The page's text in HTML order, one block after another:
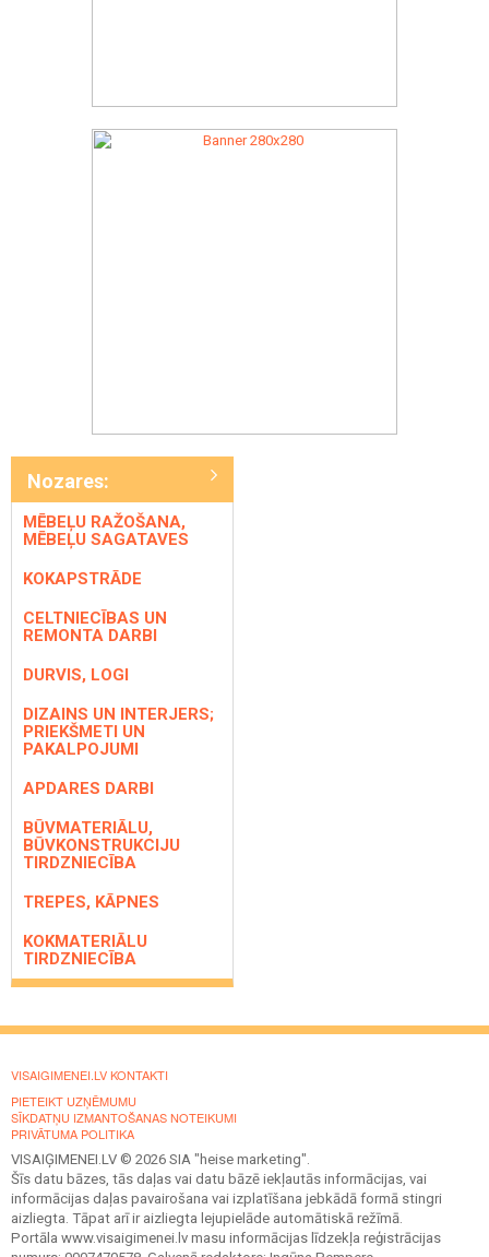
Nozares:
MĒBEĻU RAŽOŠANA,
MĒBEĻU SAGATAVES
KOKAPSTRĀDE
CELTNIECĪBAS UN
REMONTA DARBI
DURVIS, LOGI
DIZAINS UN INTERJERS;
PRIEKŠMETI UN
PAKALPOJUMI
APDARES DARBI
BŪVMATERIĀLU,
BŪVKONSTRUKCIJU
TIRDZNIECĪBA
TREPES, KĀPNES
KOKMATERIĀLU
TIRDZNIECĪBA
VISAIGIMENEI.LV KONTAKTI
PIETEIKT UZŅĒMUMU
SĪKDATŅU IZMANTOŠANAS NOTEIKUMI
PRIVĀTUMA POLITIKA
VISAIĢIMENEI.LV © 2026 SIA "heise marketing".
Šīs datu bāzes, tās daļas vai datu bāzē iekļautās informācijas, vai
informācijas daļas pavairošana vai izplatīšana jebkādā formā stingri
aizliegta. Tāpat arī ir aizliegta lejupielāde automātiskā režīmā.
Portāla www.visaigimenei.lv masu informācijas līdzekļa reģistrācijas